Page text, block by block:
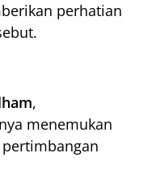
perhatian
,
menemukan